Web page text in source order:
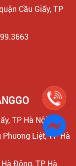
ĐẦU VÀO CHO
Cầu Giấy, TP
TP Hà Nội
Liệt, TP Hà
Đông, TP Hà